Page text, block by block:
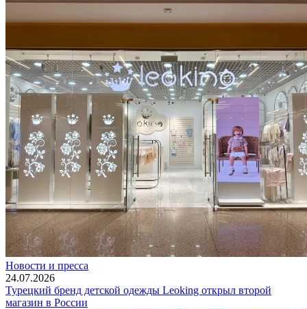
Новости и пресса
24.07.2026
Турецкий бренд детской одежды Leoking открыл второй
магазин в России